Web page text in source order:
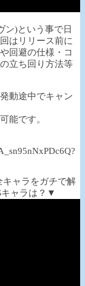
ン)という事で日
はリリース前に
回避の仕様・コ
立ち回り方法等
動途中でキャン
能です。
ャラをガチで解
キャラは？▼